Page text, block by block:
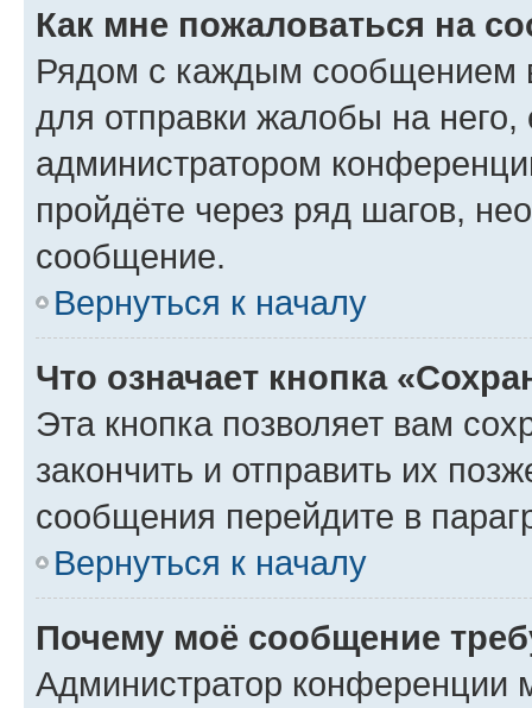
Как мне пожаловаться на
Рядом с каждым сообщением
для отправки жалобы на
администратором
пройдёте через ряд шагов,
сообщение.
Вернуться к началу
Что означает кнопка
Эта кнопка позволяет вам
закончить и отправить их
сообщения перейдите в
Вернуться к началу
Почему моё сообщение
Администратор конференции